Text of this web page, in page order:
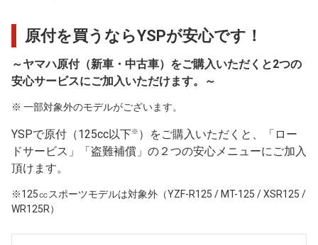
原付を買うならYSPが安心です！
～ヤマハ原付（新車・中古車）をご購入いただくと2つの
安心サービスにご加入いただけます。～
※ 一部対象外のモデルがございます。
YSPで原付（125cc以下※ ）をご購入いただくと、「ロー
ドサービス」「盗難補償」の２つの安心メニューにご加入
頂けます。
※125㏄スポーツモデルは対象外（YZF-R125 / MT-125 / XSR125 /
WR125R）